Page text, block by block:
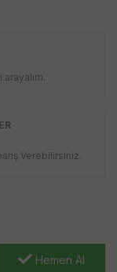
Verebilirsiniz.
Hemen Al